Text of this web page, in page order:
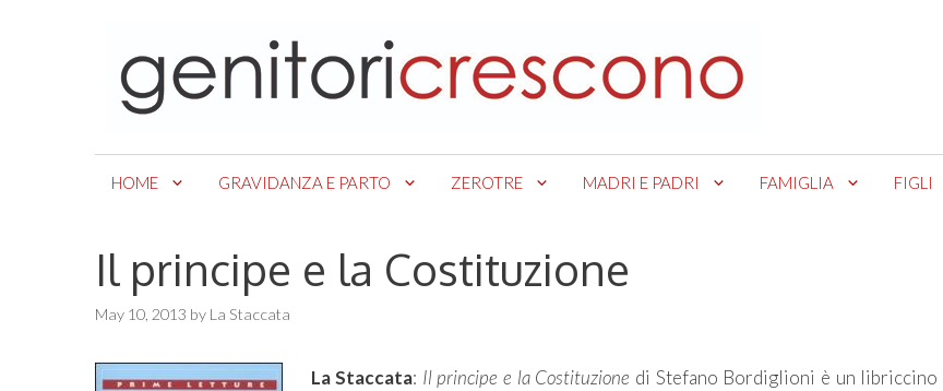
HOME GRAVIDANZA E PARTO ZEROTRE MADRI E PADRI FAMIGLIA FIGLI
Il principe e la Costituzione
May 10, 2013 by La Staccata
La Staccata: Il principe e la Costituzione di Stefano Bordiglioni è un libriccino